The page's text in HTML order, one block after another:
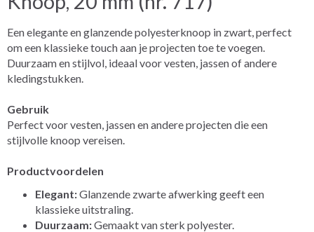
Een elegante en glanzende polyesterknoop in zwart, perfect
om een klassieke touch aan je projecten toe te voegen.
Duurzaam en stijlvol, ideaal voor vesten, jassen of andere
kledingstukken.
Gebruik
Perfect voor vesten, jassen en andere projecten die een
stijlvolle knoop vereisen.
Productvoordelen
Elegant:Glanzende zwarte afwerking geeft een
klassieke uitstraling.
Duurzaam:Gemaakt van sterk polyester.